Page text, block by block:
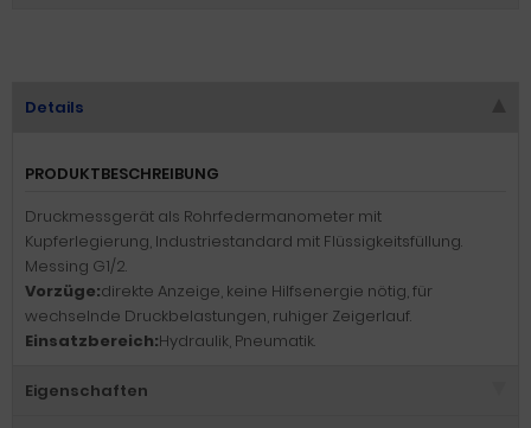
Details
PRODUKTBESCHREIBUNG
Druckmessgerät als Rohrfedermanometer mit
Kupferlegierung, Industriestandard mit Flüssigkeitsfüllung.
Messing G1/2.
Vorzüge:direkte Anzeige, keine Hilfsenergie nötig, für
wechselnde Druckbelastungen, ruhiger Zeigerlauf.
Einsatzbereich:Hydraulik, Pneumatik.
Eigenschaften